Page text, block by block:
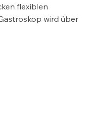
flexiblen
wird über